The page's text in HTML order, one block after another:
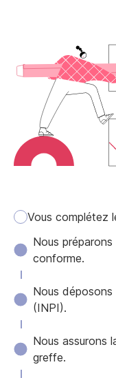
Vous complétez
Nous
conforme.
Nous déposons
(INPI).
Nous assurons
greffe.